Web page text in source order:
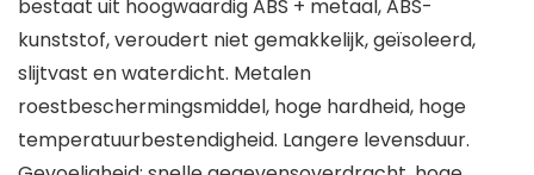
bestaat uit hoogwaardig ABS + metaal, ABS-
kunststof, veroudert niet gemakkelijk, geïsoleerd,
slijtvast en waterdicht. Metalen
roestbeschermingsmiddel, hoge hardheid, hoge
temperatuurbestendigheid. Langere levensduur.